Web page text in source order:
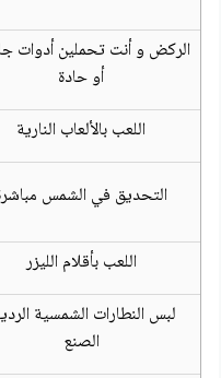
الركض و أنت تحملين أدوات
أو حادة
اللعب بالألعاب النارية
التحديق في الشمس
اللعب بأقلام الليزر
لبس النطارات الشمسية
الصنع